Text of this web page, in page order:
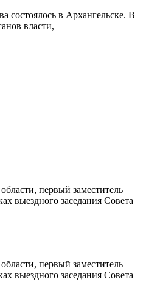
состоялось в Архангельске. В
власти,
первый заместитель
выездного заседания Совета
первый заместитель
выездного заседания Совета